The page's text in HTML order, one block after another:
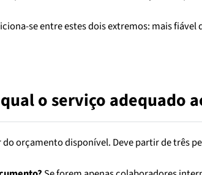
se entre estes dois extremos: mais
o serviço adequado
do orçamento disponível. Deve partir de três